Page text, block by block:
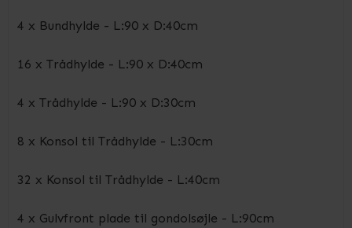
4 x Bundhylde - L:90 x D:40cm
16 x Trådhylde - L:90 x D:40cm
4 x Trådhylde - L:90 x D:30cm
8 x Konsol til Trådhylde - L:30cm
32 x Konsol til Trådhylde - L:40cm
4 x Gulvfront plade til gondolsøjle - L:90cm